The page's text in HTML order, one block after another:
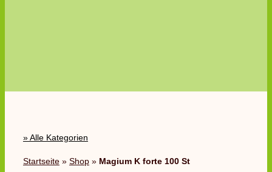
» Alle Kategorien
Startseite» Shop» Magium K forte 100 St